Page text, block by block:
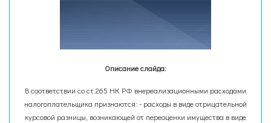
Описание слайда:
В соответствии со ст.265 НК РФ внереализационными расходами
налогоплательщика признаются: - расходы в виде отрицательной
курсовой разницы, возникающей от переоценки имущества в виде